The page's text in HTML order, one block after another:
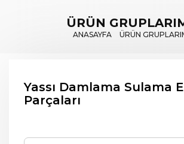
ÜRÜN
ANASAYFA ÜRÜN
Yassı Damlama Sulama
Parçaları